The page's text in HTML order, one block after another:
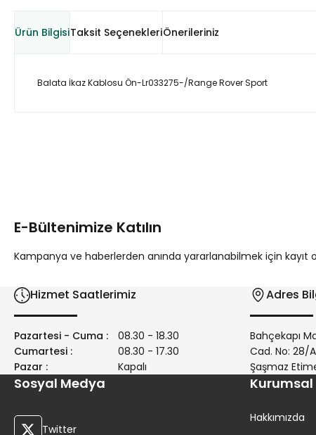
Ürün BilgisiTaksit SeçenekleriÖnerileriniz
Balata İkaz Kablosu Ön-Lr033275-/Range Rover Sport
Ürün bilgilerinde hatalar bulunuyor.
E-Bültenimize Katılın
Kampanya ve haberlerden anında yararlanabilmek için kayıt
Hizmet Saatlerimiz
Pazartesi - Cuma :
08.30 - 18.30
Cumartesi :
08.30 - 17.30
Pazar :
Kapalı
Adres
Bahçekapı
Cad. No: 28/A
Şaşmaz
Sosyal Medya
Twitter
Kurumsal
Hakkımızda